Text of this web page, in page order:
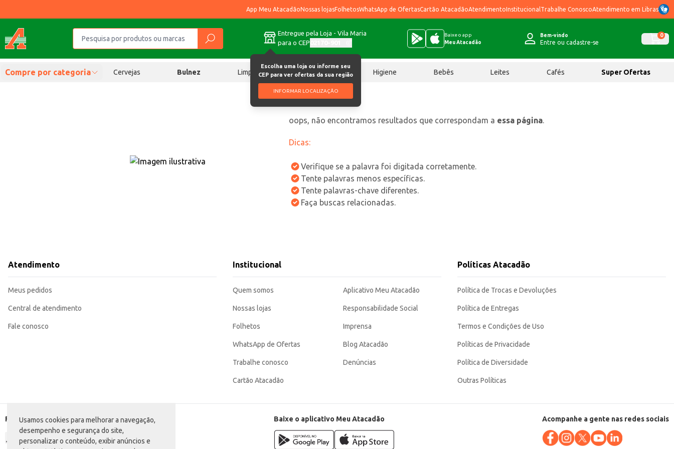
Usamos cookies para melhorar a navegação,
desempenho e segurança do site,
personalizar o conteúdo, exibir anúncios e
App Meu AtacadãoNossas lojasFolhetosWhatsApp de OfertasCartão AtacadãoAtendimentoInstitucional Trabalhe ConoscoAtendimento em Libras
Entregue pela Loja - Vila Maria
para o CEP
Escolha uma loja ou informe seu
CEP para ver ofertas da sua região
INFORMAR LOCALIZAÇÃO
Baixe o app
Meu Atacadão
Bem-vindo
Entre ou cadastre-se
0
Compre por categoria Cervejas Bulnez Limpeza Chocolates Higiene Bebês Leites Cafés Super Ofertas
oops, não encontramos resultados que correspondam a essa página.
Dicas:
Verifique se a palavra foi digitada corretamente.
Tente palavras menos específicas.
Tente palavras-chave diferentes.
Faça buscas relacionadas.
Atendimento
Meus pedidos
Central de atendimento
Fale conosco
Institucional
Quem somos
Nossas lojas
Folhetos
WhatsApp de Ofertas
Trabalhe conosco
Cartão Atacadão
Aplicativo Meu Atacadão
Responsabilidade Social
Imprensa
Blog Atacadão
Denúncias
Políticas Atacadão
Política de Trocas e Devoluções
Política de Entregas
Termos e Condições de Uso
Políticas de Privacidade
Política de Diversidade
Outras Políticas
Formas de pagamento Baixe o aplicativo Meu Atacadão Acompanhe a gente nas redes sociais